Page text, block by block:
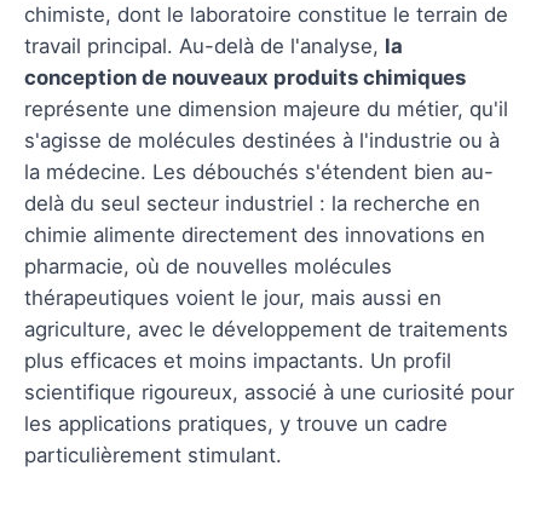
chimiste, dont le laboratoire constitue le terrain de
travail principal. Au-delà de l'analyse, la
conception de nouveaux produits chimiques
représente une dimension majeure du métier, qu'il
s'agisse de molécules destinées à l'industrie ou à
la médecine. Les débouchés s'étendent bien au-
delà du seul secteur industriel : la recherche en
chimie alimente directement des innovations en
pharmacie, où de nouvelles molécules
thérapeutiques voient le jour, mais aussi en
agriculture, avec le développement de traitements
plus efficaces et moins impactants. Un profil
scientifique rigoureux, associé à une curiosité pour
les applications pratiques, y trouve un cadre
particulièrement stimulant.